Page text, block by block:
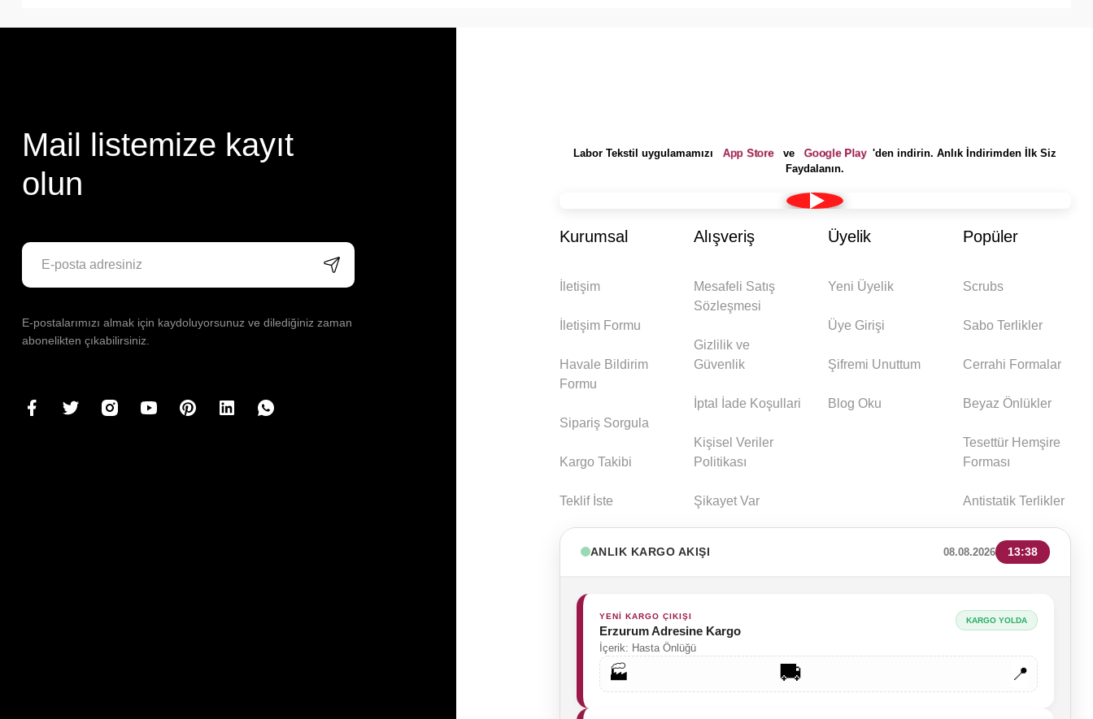
Mail listemize kayıt
olun
E-postalarımızı almak için kaydoluyorsunuz ve dilediğiniz zaman
abonelikten çıkabilirsiniz.
Labor Tekstil uygulamamızı App Store ve Google Play 'den indirin. Anlık İndirimden İlk Siz
Faydalanın.
Kurumsal
İletişim
İletişim Formu
Havale Bildirim
Formu
Sipariş Sorgula
Kargo Takibi
Teklif İste
Alışveriş
Mesafeli Satış
Sözleşmesi
Gizlilik ve
Güvenlik
İptal İade Koşullari
Kişisel Veriler
Politikası
Şikayet Var
Üyelik
Yeni Üyelik
Üye Girişi
Şifremi Unuttum
Blog Oku
Popüler
Scrubs
Sabo Terlikler
Cerrahi Formalar
Beyaz Önlükler
Tesettür Hemşire
Forması
Antistatik Terlikler
ANLIK KARGO AKIŞI 08.08.2026 13:38
YENİ KARGO ÇIKIŞI
Erzurum Adresine Kargo
İçerik: Hasta Önlüğü
KARGO YOLDA
🏭 📍